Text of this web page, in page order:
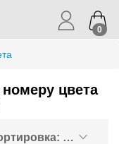
0
цвета
Хиты